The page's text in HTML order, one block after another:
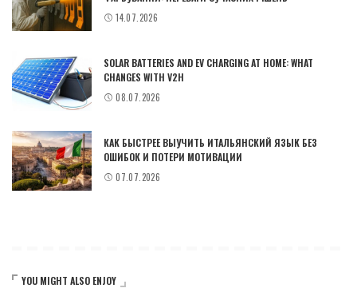
14.07.2026
SOLAR BATTERIES AND EV CHARGING AT HOME: WHAT
CHANGES WITH V2H
08.07.2026
КАК БЫСТРЕЕ ВЫУЧИТЬ ИТАЛЬЯНСКИЙ ЯЗЫК БЕЗ
ОШИБОК И ПОТЕРИ МОТИВАЦИИ
07.07.2026
YOU MIGHT ALSO ENJOY